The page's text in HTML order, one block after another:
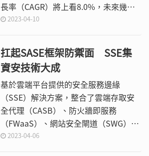
長率（CAGR）將上看8.0%，未來幾
年，資料中心的用電量將有增無減，如
在綠色永續課題中亟需克服的挑戰。
2023-04-10
扛起SASE框架防禦面 SSE集
資安技術大成
基於雲端平台提供的安全服務邊緣
（SSE）解決方案，整合了雲端存取安
全代理（CASB）、防火牆即服務
（FWaaS）、網站安全閘道（SWG）、
零信任網路存取（ZTNA）、資料外洩防
2023-04-06